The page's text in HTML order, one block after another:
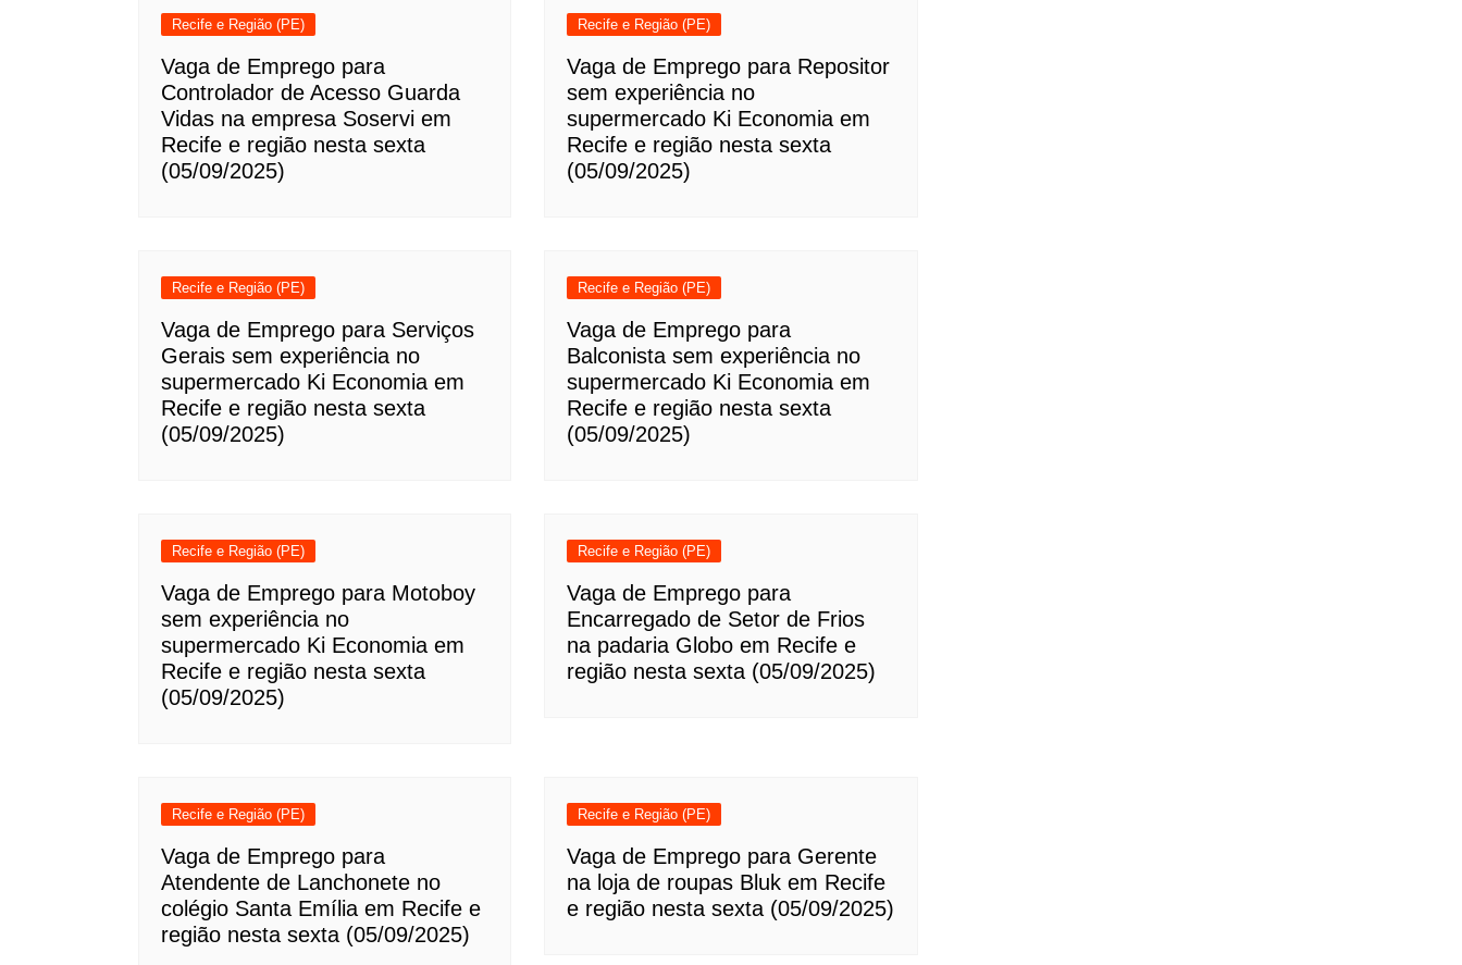
Recife e Região (PE)
Vaga de Emprego para
Controlador de Acesso Guarda
Vidas na empresa Soservi em
Recife e região nesta sexta
(05/09/2025)
Recife e Região (PE)
Vaga de Emprego para Repositor
sem experiência no
supermercado Ki Economia em
Recife e região nesta sexta
(05/09/2025)
Recife e Região (PE)
Vaga de Emprego para Serviços
Gerais sem experiência no
supermercado Ki Economia em
Recife e região nesta sexta
(05/09/2025)
Recife e Região (PE)
Vaga de Emprego para
Balconista sem experiência no
supermercado Ki Economia em
Recife e região nesta sexta
(05/09/2025)
Recife e Região (PE)
Vaga de Emprego para Motoboy
sem experiência no
supermercado Ki Economia em
Recife e região nesta sexta
(05/09/2025)
Recife e Região (PE)
Vaga de Emprego para
Encarregado de Setor de Frios
na padaria Globo em Recife e
região nesta sexta (05/09/2025)
Recife e Região (PE)
Vaga de Emprego para
Atendente de Lanchonete no
colégio Santa Emília em Recife e
região nesta sexta (05/09/2025)
Recife e Região (PE)
Vaga de Emprego para Gerente
na loja de roupas Bluk em Recife
e região nesta sexta (05/09/2025)